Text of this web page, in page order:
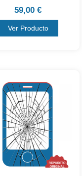
59,00 €
Ver Producto